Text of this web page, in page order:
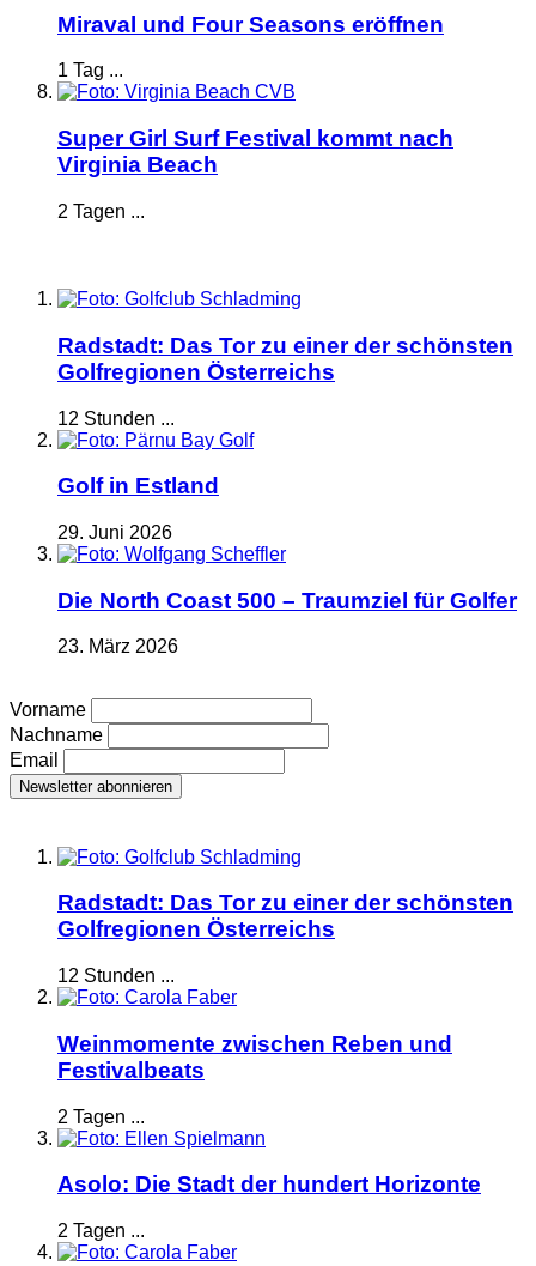
Miraval und Four Seasons eröffnen
1 Tag ...
Super Girl Surf Festival kommt nach
Virginia Beach
2 Tagen ...
Radstadt: Das Tor zu einer der schönsten
Golfregionen Österreichs
12 Stunden ...
Golf in Estland
29. Juni 2026
Die North Coast 500 – Traumziel für Golfer
23. März 2026
Vorname
Nachname
Email
Radstadt: Das Tor zu einer der schönsten
Golfregionen Österreichs
12 Stunden ...
Weinmomente zwischen Reben und
Festivalbeats
2 Tagen ...
Asolo: Die Stadt der hundert Horizonte
2 Tagen ...